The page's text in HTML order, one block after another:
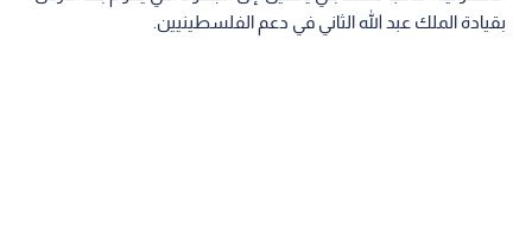
بقيادة الملك عبد الله الثاني في دعم الفلسطينيين.